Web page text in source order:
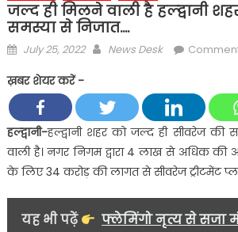
जल्द ही मिलने वाली है हल्द्वानी
समस्या से निजात….
Posted
July 25, 2022 Author
News Desk
ख़बर शेयर करें -
हल्द्वानी-हल्द्वानी शहर को जल्द ही सीवरेज की
वाली है। नगर निगम द्वारा 4 लाख से अधिक की
के लिए 34 करोड़ की लागत से सीवरेज ट्रीटमेंट
यह भी पढ़ें
फ्लेमिंगो नृत्य से सजा